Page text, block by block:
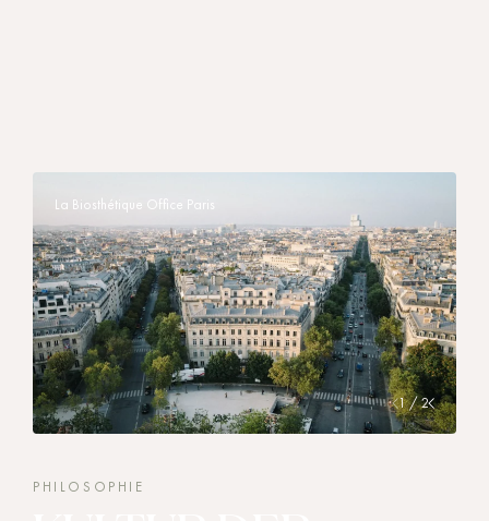
1 / 2
La Biosthétique Office Paris
PHILOSOPHIE